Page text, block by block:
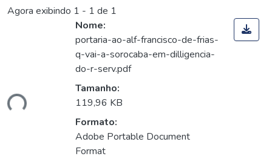
Agora exibindo 1 - 1 de 1
Nome:
portaria-ao-alf-francisco-de-frias-
q-vai-a-sorocaba-em-dilligencia-
do-r-serv.pdf
Tamanho:
119,96 KB
Formato:
Adobe Portable Document
Format